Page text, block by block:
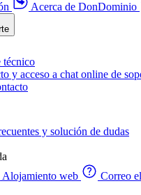
Acerca de DonDominio
técnico
y acceso a chat online de
y solución de dudas
Alojamiento web Correo